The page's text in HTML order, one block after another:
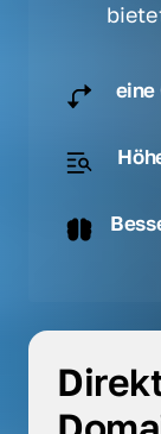
eine